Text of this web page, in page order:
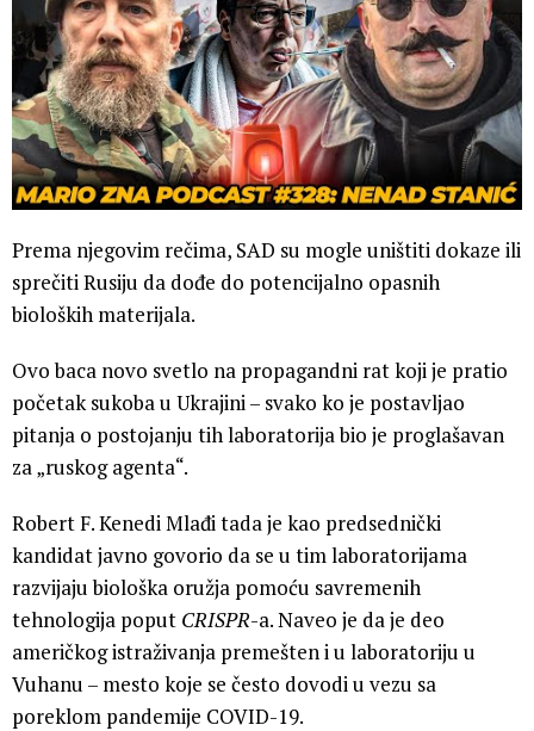
Prema njegovim rečima, SAD su mogle uništiti dokaze ili
sprečiti Rusiju da dođe do potencijalno opasnih
bioloških materijala.
Ovo baca novo svetlo na propagandni rat koji je pratio
početak sukoba u Ukrajini – svako ko je postavljao
pitanja o postojanju tih laboratorija bio je proglašavan
za „ruskog agenta“.
Robert F. Kenedi Mlađi tada je kao predsednički
kandidat javno govorio da se u tim laboratorijama
razvijaju biološka oružja pomoću savremenih
tehnologija poput CRISPR-a. Naveo je da je deo
američkog istraživanja premešten i u laboratoriju u
Vuhanu – mesto koje se često dovodi u vezu sa
poreklom pandemije COVID-19.